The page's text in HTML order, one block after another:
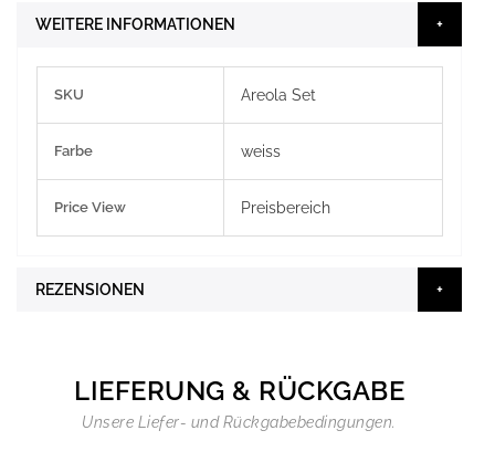
WEITERE INFORMATIONEN
Informationen
SKU Areola Set
Farbe weiss
Price View Preisbereich
REZENSIONEN
LIEFERUNG & RÜCKGABE
Unsere Liefer- und Rückgabebedingungen.